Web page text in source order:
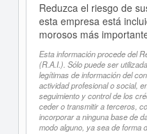
Reduzca el riesgo de
esta empresa está
morosos más
Esta información procede del
(R.A.I.). Sólo puede ser
legítimas de información del
actividad profesional o social,
seguimiento y control de los
ceder o transmitir a terceros,
incorporar a ninguna base de
modo alguno, ya sea de forma